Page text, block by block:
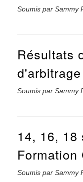
Soumis par Sammy
Résultats
Soumis par Sammy
14, 16, 18
Soumis par Sammy